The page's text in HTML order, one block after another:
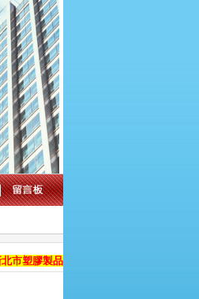
市塑膠製品商業同業公會 官方國際網站